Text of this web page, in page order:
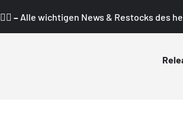
– Alle wichtigen News & Restocks des